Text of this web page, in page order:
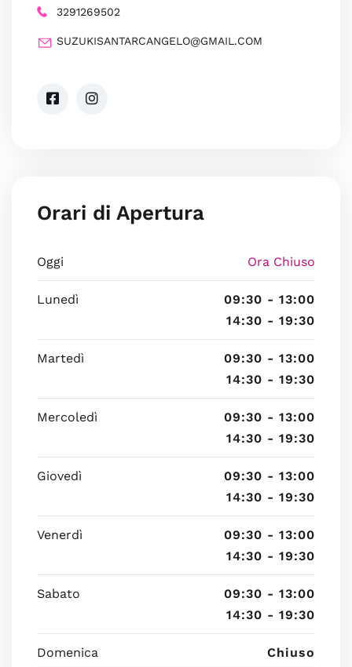
3291269502
SUZUKISANTARCANGELO@GMAIL.COM
Orari di Apertura
Oggi Ora Chiuso
Lunedì
09:30 - 13:00
14:30 - 19:30
Martedì
09:30 - 13:00
14:30 - 19:30
Mercoledì
09:30 - 13:00
14:30 - 19:30
Giovedì
09:30 - 13:00
14:30 - 19:30
Venerdì
09:30 - 13:00
14:30 - 19:30
Sabato
09:30 - 13:00
14:30 - 19:30
Domenica Chiuso